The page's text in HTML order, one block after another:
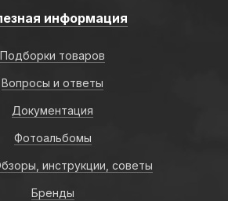
информация
Подборки товаров
Вопросы и ответы
Документация
Фотоальбомы
инструкции, советы
Бренды